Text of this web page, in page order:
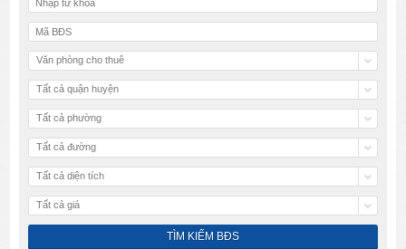
Văn phòng cho thuê
Tất cả quận huyện
Tất cả phường
Tất cả đường
Tất cả diện tích
Tất cả giá